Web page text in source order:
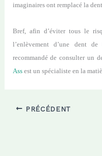
imaginaires ont remplacé la
Bref, afin d’éviter tous le
l’enlèvement d’une dent de
recommandé de consulter un
Assest un spécialiste en la
PRÉCÉDENT